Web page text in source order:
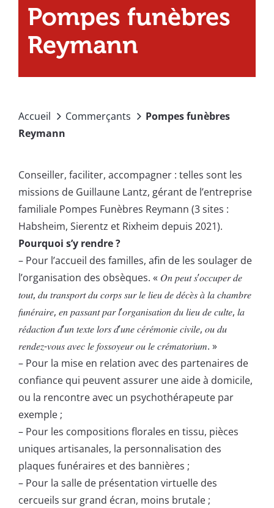
Pompes funèbres
Reymann
Accueil Commerçants
Pompes funèbres
Reymann
Conseiller, faciliter, accompagner : telles sont les
missions de Guillaune Lantz, gérant de l’entreprise
familiale Pompes Funèbres Reymann (3 sites :
Habsheim, Sierentz et Rixheim depuis 2021).
Pourquoi s’y rendre ?
–Pour l’accueil des familles, afin de les soulager de
l’organisation des obsèques. « 𝑂𝑛 𝑝𝑒𝑢𝑡 𝑠’𝑜𝑐𝑐𝑢𝑝𝑒𝑟 𝑑𝑒
𝑡𝑜𝑢𝑡, 𝑑𝑢 𝑡𝑟𝑎𝑛𝑠𝑝𝑜𝑟𝑡 𝑑𝑢 𝑐𝑜𝑟𝑝𝑠 𝑠𝑢𝑟 𝑙𝑒 𝑙𝑖𝑒𝑢 𝑑𝑒 𝑑𝑒́𝑐𝑒̀𝑠 𝑎̀ 𝑙𝑎 𝑐ℎ𝑎𝑚𝑏𝑟𝑒
𝑓𝑢𝑛𝑒́𝑟𝑎𝑖𝑟𝑒, 𝑒𝑛 𝑝𝑎𝑠𝑠𝑎𝑛𝑡 𝑝𝑎𝑟 𝑙’𝑜𝑟𝑔𝑎𝑛𝑖𝑠𝑎𝑡𝑖𝑜𝑛 𝑑𝑢 𝑙𝑖𝑒𝑢 𝑑𝑒 𝑐𝑢𝑙𝑡𝑒, 𝑙𝑎
𝑟𝑒́𝑑𝑎𝑐𝑡𝑖𝑜𝑛 𝑑’𝑢𝑛 𝑡𝑒𝑥𝑡𝑒 𝑙𝑜𝑟𝑠 𝑑’𝑢𝑛𝑒 𝑐𝑒́𝑟𝑒́𝑚𝑜𝑛𝑖𝑒 𝑐𝑖𝑣𝑖𝑙𝑒, 𝑜𝑢 𝑑𝑢
𝑟𝑒𝑛𝑑𝑒𝑧-𝑣𝑜𝑢𝑠 𝑎𝑣𝑒𝑐 𝑙𝑒 𝑓𝑜𝑠𝑠𝑜𝑦𝑒𝑢𝑟 𝑜𝑢 𝑙𝑒 𝑐𝑟𝑒́𝑚𝑎𝑡𝑜𝑟𝑖𝑢𝑚. »
– Pour la mise en relation avec des partenaires de
confiance qui peuvent assurer une aide à domicile,
ou la rencontre avec un psychothérapeute par
exemple ;
– Pour les compositions florales en tissu, pièces
uniques artisanales, la personnalisation des
plaques funéraires et des bannières ;
– Pour la salle de présentation virtuelle des
cercueils sur grand écran, moins brutale ;